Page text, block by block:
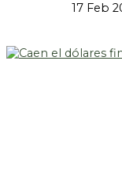
17 Feb